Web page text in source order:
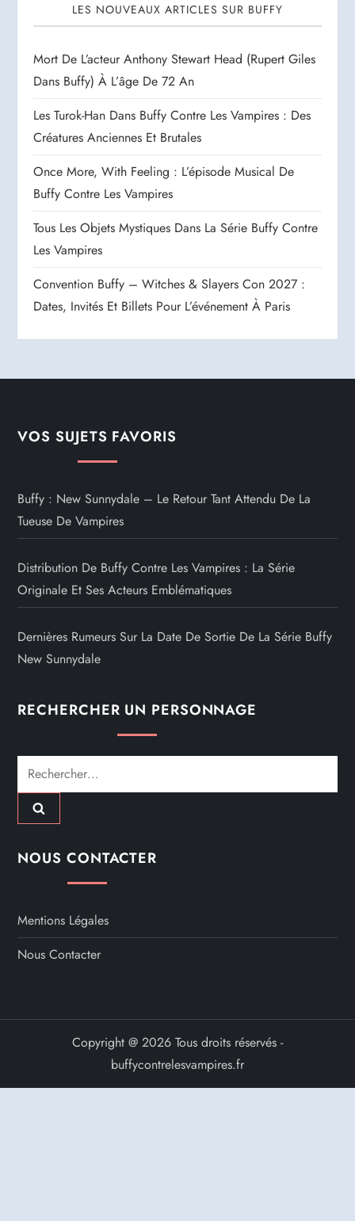
LES NOUVEAUX ARTICLES SUR BUFFY
Mort De L’acteur Anthony Stewart Head (Rupert Giles
Dans Buffy) À L’âge De 72 An
Les Turok-Han Dans Buffy Contre Les Vampires : Des
Créatures Anciennes Et Brutales
Once More, With Feeling : L’épisode Musical De
Buffy Contre Les Vampires
Tous Les Objets Mystiques Dans La Série Buffy Contre
Les Vampires
Convention Buffy – Witches & Slayers Con 2027 :
Dates, Invités Et Billets Pour L’événement À Paris
VOS SUJETS FAVORIS
Buffy : New Sunnydale – Le Retour Tant Attendu De La
Tueuse De Vampires
Distribution De Buffy Contre Les Vampires : La Série
Originale Et Ses Acteurs Emblématiques
Dernières Rumeurs Sur La Date De Sortie De La Série Buffy
New Sunnydale
RECHERCHER UN PERSONNAGE
Rechercher :
NOUS CONTACTER
Mentions Légales
Nous Contacter
Copyright @ 2026 Tous droits réservés -
buffycontrelesvampires.fr